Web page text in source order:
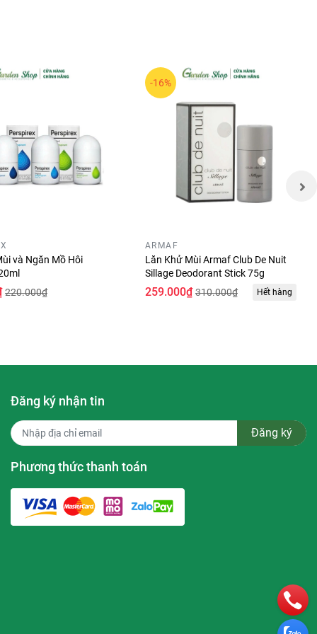
Oil,
và Ngăn Mồ Hôi
220.000₫
-16%
ARMAF
Lăn Khử Mùi Armaf Club De Nuit
Sillage Deodorant Stick 75g
259.000₫ 310.000₫ Hết hàng
Đăng ký nhận tin
Đăng ký
Phương thức thanh toán